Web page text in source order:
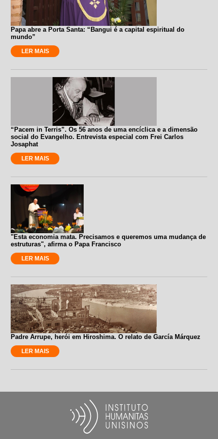
Papa abre a Porta Santa: “Bangui é a capital espiritual do
mundo”
LER MAIS
“Pacem in Terris”. Os 56 anos de uma encíclica e a dimensão
social do Evangelho. Entrevista especial com Frei Carlos
Josaphat
LER MAIS
"Esta economia mata. Precisamos e queremos uma mudança de
estruturas", afirma o Papa Francisco
LER MAIS
Padre Arrupe, herói em Hiroshima. O relato de García Márquez
LER MAIS